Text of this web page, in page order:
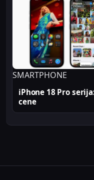
profesionalno.
na Sajber Sfera
SMARTPHONE
iPhone 18 Pro
cene